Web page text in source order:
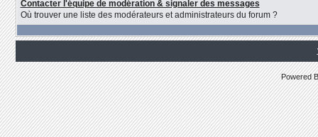
Contacter l'équipe de modération & signaler des messages
Où trouver une liste des modérateurs et administrateurs du forum ?
Powered